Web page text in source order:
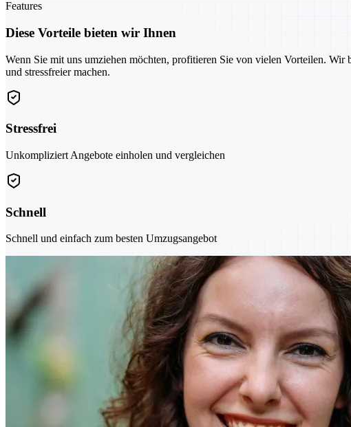
Features
Diese Vorteile bieten wir Ihnen
Wenn Sie mit uns umziehen möchten, profitieren Sie von vielen Vorteilen.
und stressfreier machen.
Stressfrei
Unkompliziert Angebote einholen und vergleichen
Schnell
Schnell und einfach zum besten Umzugsangebot